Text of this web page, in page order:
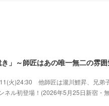
」～師匠はあの唯一無二の雰
火)24:30 他師匠は瀧川鯉昇、兄弟
ネル初登場！(2026年5月25日新宿・